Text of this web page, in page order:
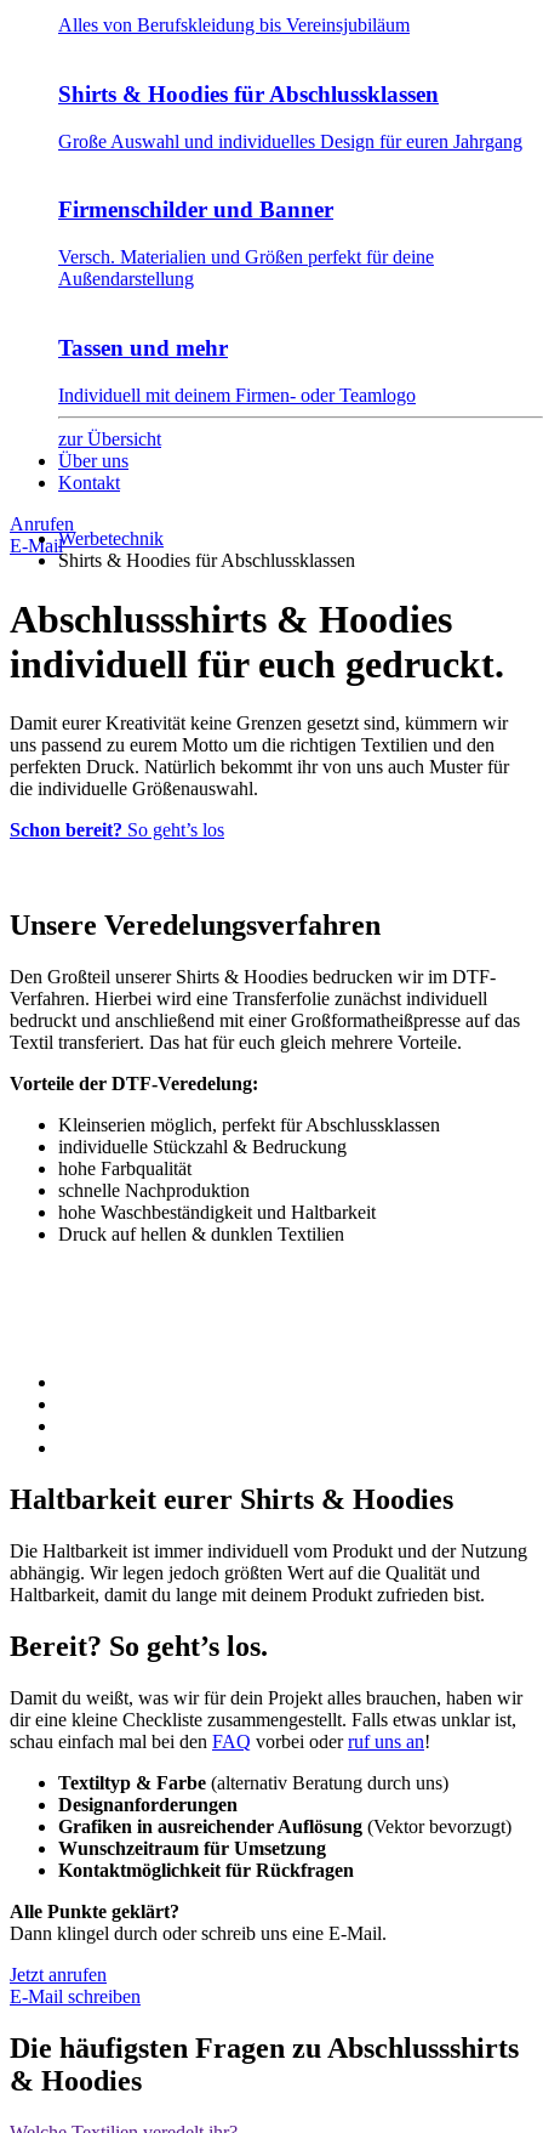
Alles von Berufskleidung bis Vereinsjubiläum
Shirts & Hoodies für Abschlussklassen
Große Auswahl und individuelles Design für euren Jahrgang
Firmenschilder und Banner
Versch. Materialien und Größen perfekt für deine
Außendarstellung
Tassen und mehr
Individuell mit deinem Firmen- oder Teamlogo
zur Übersicht
Über uns
Kontakt
Anrufen
E-MailWerbetechnik
Shirts & Hoodies für Abschlussklassen
Abschlussshirts & Hoodies
individuell für euch gedruckt.
Damit eurer Kreativität keine Grenzen gesetzt sind, kümmern wir
uns passend zu eurem Motto um die richtigen Textilien und den
perfekten Druck. Natürlich bekommt ihr von uns auch Muster für
die individuelle Größenauswahl.
Schon bereit? So geht’s los
Unsere Veredelungsverfahren
Den Großteil unserer Shirts & Hoodies bedrucken wir im DTF-
Verfahren. Hierbei wird eine Transferfolie zunächst individuell
bedruckt und anschließend mit einer Großformatheißpresse auf das
Textil transferiert. Das hat für euch gleich mehrere Vorteile.
Vorteile der DTF-Veredelung:
Kleinserien möglich, perfekt für Abschlussklassen
individuelle Stückzahl & Bedruckung
hohe Farbqualität
schnelle Nachproduktion
hohe Waschbeständigkeit und Haltbarkeit
Druck auf hellen & dunklen Textilien
Haltbarkeit eurer Shirts & Hoodies
Die Haltbarkeit ist immer individuell vom Produkt und der Nutzung
abhängig. Wir legen jedoch größten Wert auf die Qualität und
Haltbarkeit, damit du lange mit deinem Produkt zufrieden bist.
Bereit? So geht’s los.
Damit du weißt, was wir für dein Projekt alles brauchen, haben wir
dir eine kleine Checkliste zusammengestellt. Falls etwas unklar ist,
schau einfach mal bei den FAQ vorbei oderruf uns an!
Textiltyp & Farbe (alternativ Beratung durch uns)
Designanforderungen
Grafiken in ausreichender Auflösung (Vektor bevorzugt)
Wunschzeitraum für Umsetzung
Kontaktmöglichkeit für Rückfragen
Alle Punkte geklärt?
Dann klingel durch oder schreib uns eine E-Mail.
Jetzt anrufen
E-Mail schreiben
Die häufigsten Fragen zu Abschlussshirts
& Hoodies